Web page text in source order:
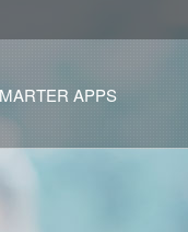
APPS